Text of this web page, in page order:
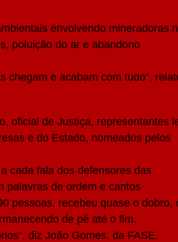
envolvendo mineradoras
poluição do ar e abandono
chegam e acabam com tudo”,
oficial de Justiça, representantes
e do Estado, nomeados pelos
cada fala dos defensores das
palavras de ordem e cantos
pessoas, recebeu quase o dobro,
de pé até o fim.
diz João Gomes, da FASE.